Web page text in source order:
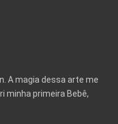
A magia dessa arte me
minha primeira Bebê,